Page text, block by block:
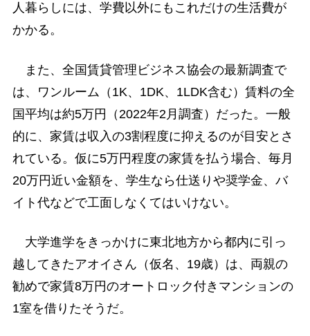
人暮らしには、学費以外にもこれだけの生活費が
かかる。
また、全国賃貸管理ビジネス協会の最新調査で
は、ワンルーム（1K、1DK、1LDK含む）賃料の全
国平均は約5万円（2022年2月調査）だった。一般
的に、家賃は収入の3割程度に抑えるのが目安とさ
れている。仮に5万円程度の家賃を払う場合、毎月
20万円近い金額を、学生なら仕送りや奨学金、バ
イト代などで工面しなくてはいけない。
大学進学をきっかけに東北地方から都内に引っ
越してきたアオイさん（仮名、19歳）は、両親の
勧めで家賃8万円のオートロック付きマンションの
1室を借りたそうだ。